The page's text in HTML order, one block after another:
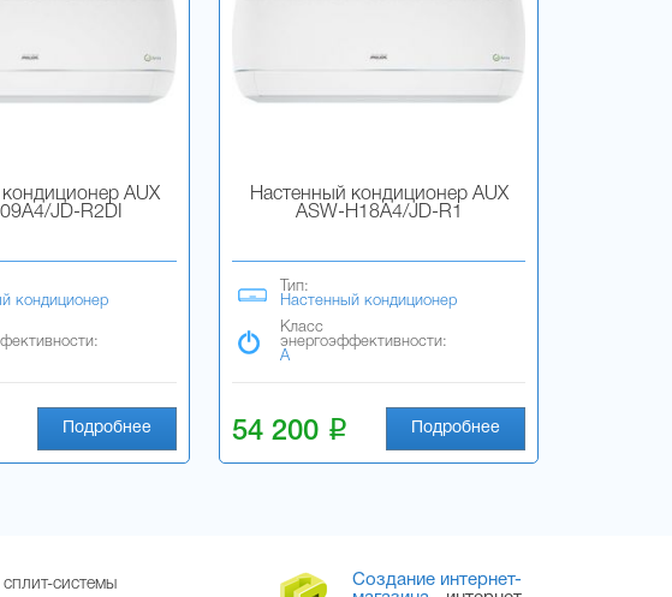
AUX
JD-R2DI
кондиционер
Подробнее
Настенный кондиционер AUX
ASW-H18A4/JD-R1
Тип:
Настенный кондиционер
Класс
энергоэффективности:
A
54 200 i Подробнее
сплит-системы
Создание интернет-